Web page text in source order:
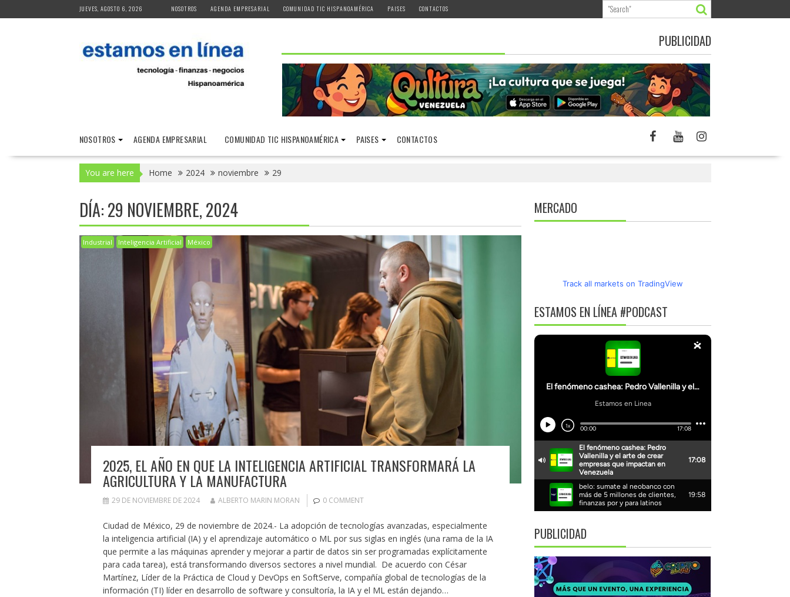
to
JUEVES, AGOSTO 6, 2026 NOSOTROS AGENDA EMPRESARIAL COMUNIDAD TIC HISPANOAMÉRICA PAISES CONTACTOS
PUBLICIDAD
NOSOTROS AGENDA EMPRESARIAL COMUNIDAD TIC HISPANOAMÉRICA PAISES CONTACTOS
You are here Home 2024 noviembre 29
DÍA:29 NOVIEMBRE, 2024
Industrial Inteligencia Artificial México
2025, EL AÑO EN QUE LA INTELIGENCIA ARTIFICIAL TRANSFORMARÁ LA
AGRICULTURA Y LA MANUFACTURA
29 DE NOVIEMBRE DE 2024 ALBERTO MARIN MORAN 0 COMMENT
Ciudad de México, 29 de noviembre de 2024.- La adopción de tecnologías avanzadas, especialmente
la inteligencia artificial (IA) y el aprendizaje automático o ML por sus siglas en inglés (una rama de la IA
que permite a las máquinas aprender y mejorar a partir de datos sin ser programadas explícitamente
para cada tarea), está transformando diversos sectores a nivel mundial. De acuerdo con César
Martínez, Líder de la Práctica de Cloud y DevOps en SoftServe, compañía global de tecnologías de la
información (TI) líder en desarrollo de software y consultoría, la IA y el ML están dejando…
MERCADO
Track all markets on TradingView
ESTAMOS EN LÍNEA #PODCAST
PUBLICIDAD